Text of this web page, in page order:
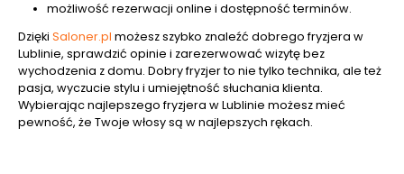
możliwość rezerwacji online i dostępność terminów.
Dzięki Saloner.pl możesz szybko znaleźć dobrego fryzjera w
Lublinie, sprawdzić opinie i zarezerwować wizytę bez
wychodzenia z domu. Dobry fryzjer to nie tylko technika, ale też
pasja, wyczucie stylu i umiejętność słuchania klienta.
Wybierając najlepszego fryzjera w Lublinie możesz mieć
pewność, że Twoje włosy są w najlepszych rękach.